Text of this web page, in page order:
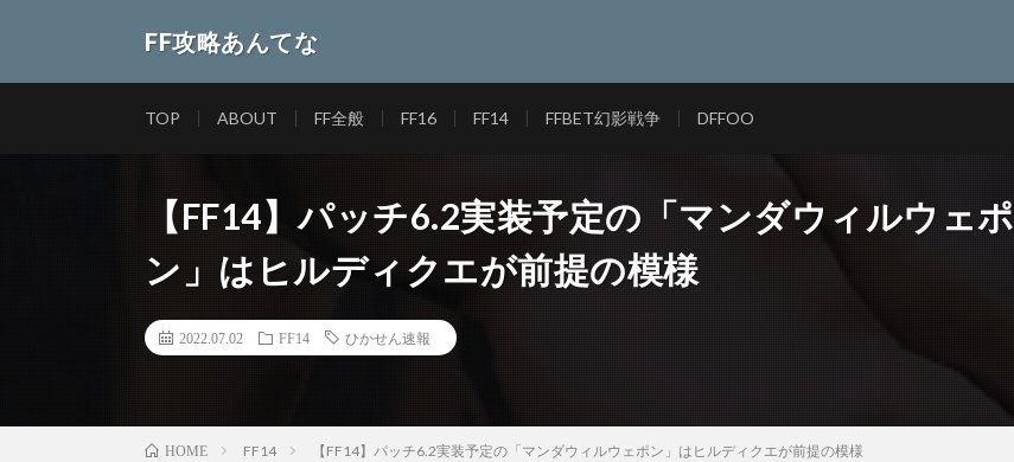
FF攻略あんてな
TOP ABOUT FF全般 FF16 FF14 FFBET幻影戦争 DFFOO
【FF14】パッチ6.2実装予定の「マンダウィルウェポ
ン」はヒルディクエが前提の模様
2022.07.02 FF14 ひかせん速報
HOME FF14 【FF14】パッチ6.2実装予定の「マンダウィルウェポン」はヒルディクエが前提の模様